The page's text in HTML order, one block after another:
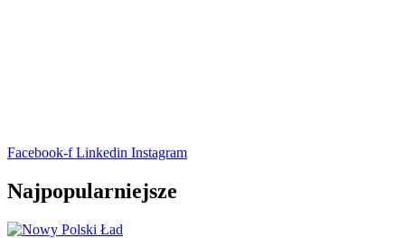
Facebook-f Linkedin Instagram
Najpopularniejsze